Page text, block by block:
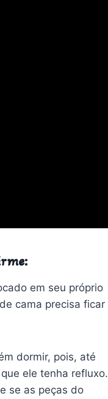
em seu próprio
cama precisa ficar
dormir, pois, até
ele tenha refluxo.
se as peças do